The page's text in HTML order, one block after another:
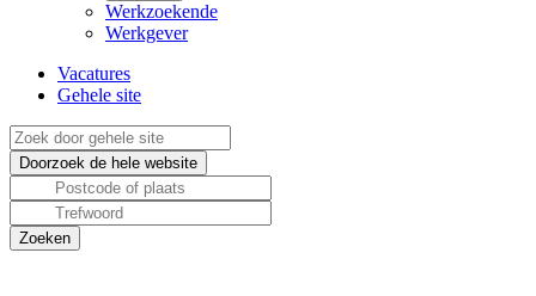
Werkzoekende
Werkgever
Vacatures
Gehele site